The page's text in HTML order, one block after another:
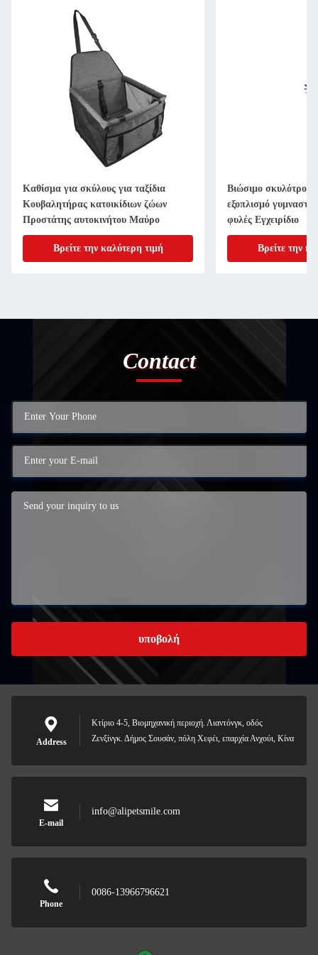
Καθίσμα για σκύλους για ταξίδια
Κουβαλητήρας κατοικίδιων ζώων
Προστάτης αυτοκινήτου Μαύρο
Βρείτε την καλύτερη τιμή
Βιώσιμο
εξοπλισμό
φυλές Εγχειρίδιο
Βρείτε την
Contact
υποβολή
Address
Κτίριο 4-5, Βιομηχανική περιοχή. Λιαντόνγκ, οδός
Ζενξίνγκ. Δήμος Σουσάν, πόλη Χεφέι, επαρχία Ανχούι, Κίνα
E-mail
info@alipetsmile.com
Phone
0086-13966796621